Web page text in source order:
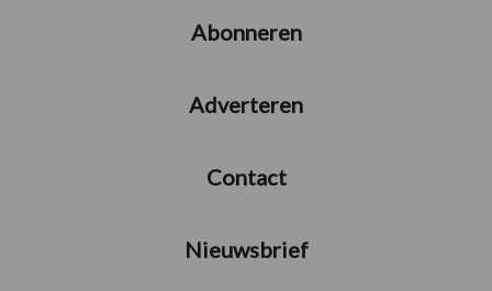
Abonneren
Adverteren
Contact
Nieuwsbrief